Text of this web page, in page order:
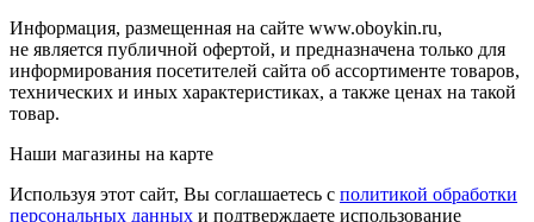
Информация, размещенная на сайте www.oboykin.ru,
не является публичной офертой, и предназначена только для
информирования посетителей сайта об ассортименте товаров,
технических и иных характеристиках, а также ценах на такой
товар.
Наши магазины на карте
Используя этот сайт, Вы соглашаетесь с политикой обработки
персональных данных и подтверждаете использование